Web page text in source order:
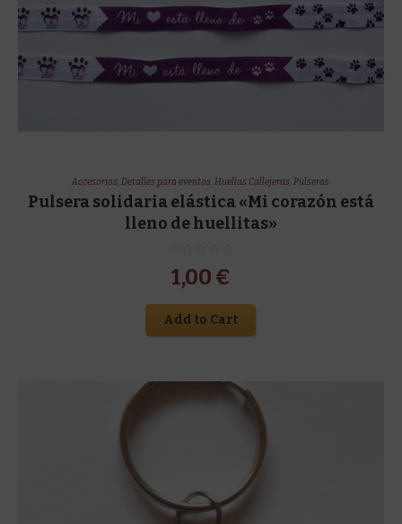
Accesorios,Detalles para eventos,Huellas Callejeras,Pulseras
Pulsera solidaria elástica «Mi corazón está
lleno de huellitas»
1,00 €
Add to Cart